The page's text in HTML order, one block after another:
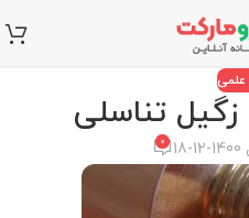
علمی
زگیل تناسلی
0